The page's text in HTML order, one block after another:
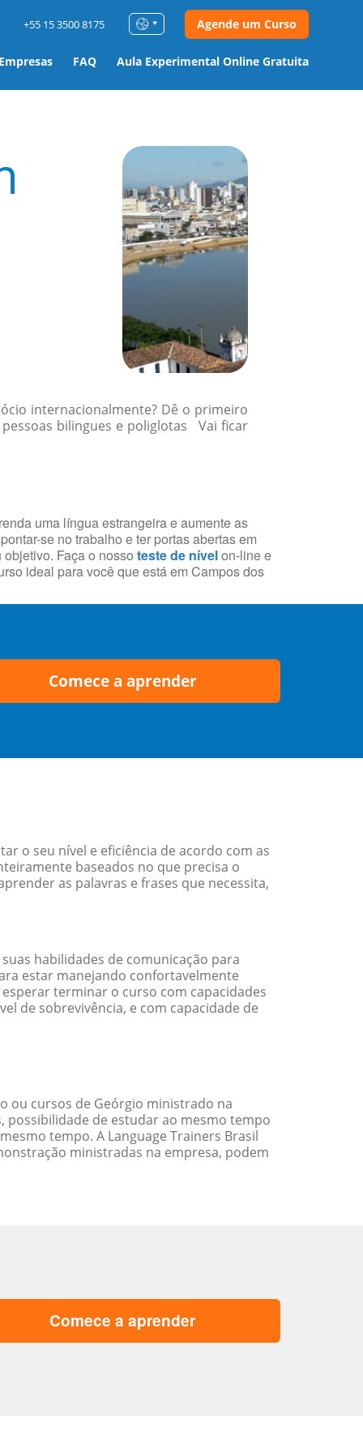
FAQ Aula Experimental Online Gratuita
+55 15 3500 8175 Agende um Curso
internacionalmente? Dê o primeiro
bilingues e poliglotas Vai ficar
uma língua estrangeira e aumente as
se no trabalho e ter portas abertas em
Faça o nosso teste de nívelon-line e
ideal para você que está em Campos dos
Comece a aprender
o seu nível e eficiência de acordo com as
baseados no que precisa o
as palavras e frases que necessita,
habilidades de comunicação para
estar manejando confortavelmente
terminar o curso com capacidades
de sobrevivência, e com capacidade de
ou cursos de Geórgio ministrado na
possibilidade de estudar ao mesmo tempo
tempo. A Language Trainers Brasil
ministradas na empresa, podem
Comece a aprender